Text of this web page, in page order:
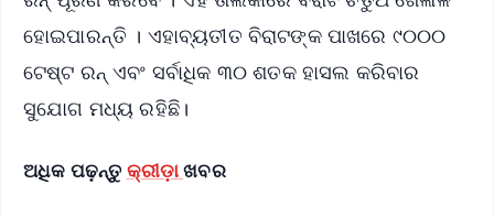
ହୋଇପାରନ୍ତି । ଏହାବ୍ୟତୀତ ବିରାଟଙ୍କ ପାଖରେ ୯୦୦୦
ଟେଷ୍ଟ ରନ୍ ଏବଂ ସର୍ବାଧିକ ୩୦ ଶତକ ହାସଲ କରିବାର
ସୁଯୋଗ ମଧ୍ୟ ରହିଛି।
ଅଧିକ ପଢ଼ନ୍ତୁ କ୍ରୀଡ଼ାଖବର